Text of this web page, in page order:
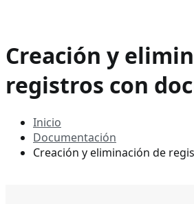
Creación y
registros con
Inicio
Documentación
Creación y eliminación de